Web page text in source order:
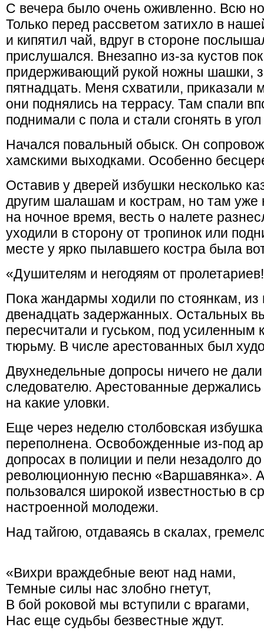
С вечера было очень оживленно. Всю
Только перед рассветом затихло в
и кипятил чай, вдруг в стороне
прислушался. Внезапно из-за кустов
придерживающий рукой ножны шашки,
пятнадцать. Меня схватили, приказали
они поднялись на террасу. Там спали
поднимали с пола и стали сгонять в
Начался повальный обыск. Он
хамскими выходками. Особенно
Оставив у дверей избушки несколько
другим шалашам и кострам, но там уже
на ночное время, весть о налете
уходили в сторону от тропинок или
месте у ярко пылавшего костра была
«Душителям и негодяям от
Пока жандармы ходили по стоянкам, из
двенадцать задержанных. Остальных
пересчитали и гуськом, под усиленным
тюрьму. В числе арестованных был
Двухнедельные допросы ничего не
следователю. Арестованные
на какие уловки.
Еще через неделю столбовская
переполнена. Освобожденные из-под
допросах в полиции и пели незадолго
революционную песню «Варшавянка».
пользовался широкой известностью в
настроенной молодежи.
Над тайгою, отдаваясь в скалах,
«Вихри враждебные веют над нами,
Темные силы нас злобно гнетут,
В бой роковой мы вступили с врагами,
Нас еще судьбы безвестные ждут.